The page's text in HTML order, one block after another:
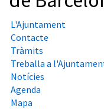
L'Ajuntament
Contacte
Tràmits
Treballa a
Notícies
Agenda
Mapa